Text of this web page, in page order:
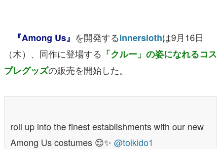
アプリレビュー
その他
『Among Us』 を開発するInnerslothは9月16日
（木）、同作に登場する 「クルー」の姿になれるコス
プレグッズの販売を開始した。
roll up into the finest establishments with our new
Among Us costumes 😌✨ @toikido1